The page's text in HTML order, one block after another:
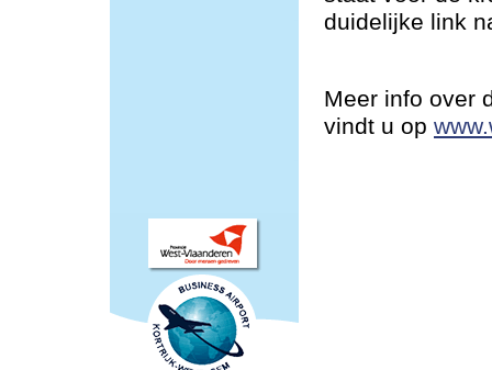
duidelijke link
Meer info over
vindt u op